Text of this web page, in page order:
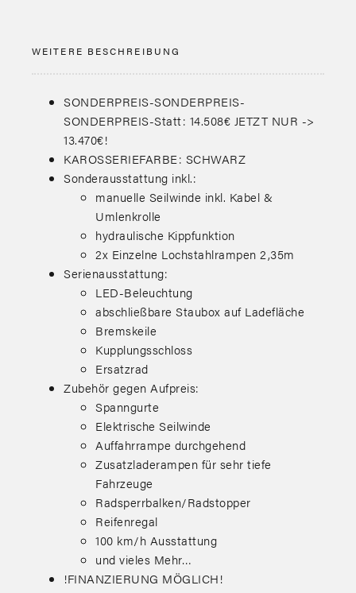
WEITERE BESCHREIBUNG
SONDERPREIS-SONDERPREIS-
SONDERPREIS-Statt: 14.508€ JETZT NUR ->
13.470€!
KAROSSERIEFARBE: SCHWARZ
Sonderausstattung inkl.:
manuelle Seilwinde inkl. Kabel &
Umlenkrolle
hydraulische Kippfunktion
2x Einzelne Lochstahlrampen 2,35m
Serienausstattung:
LED-Beleuchtung
abschließbare Staubox auf Ladefläche
Bremskeile
Kupplungsschloss
Ersatzrad
Zubehör gegen Aufpreis:
Spanngurte
Elektrische Seilwinde
Auffahrrampe durchgehend
Zusatzladerampen für sehr tiefe
Fahrzeuge
Radsperrbalken/Radstopper
Reifenregal
100 km/h Ausstattung
und vieles Mehr…
!FINANZIERUNG MÖGLICH!